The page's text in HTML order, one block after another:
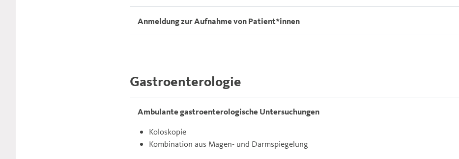
Anmeldung zur Aufnahme von Patient*innen
Gastroenterologie
Ambulante gastroenterologische Untersuchungen
Koloskopie
Kombination aus Magen- und Darmspiegelung